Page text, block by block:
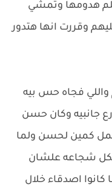
هدومها وتمشي
وقررت انها هتدور
فجاه حس بيه
جانبيه وكان حسن
عمل كمين لحسن ولما
شجاعه علشان
كانوا اصدقاء خلال